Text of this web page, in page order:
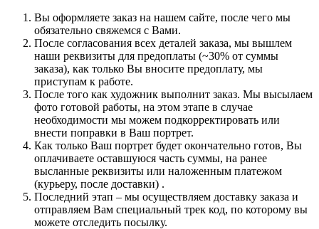
Вы оформляете заказ на нашем сайте, после чего мы
обязательно свяжемся с Вами.
После согласования всех деталей заказа, мы вышлем
наши реквизиты для предоплаты (~30% от суммы
заказа), как только Вы вносите предоплату, мы
приступам к работе.
После того как художник выполнит заказ. Мы высылаем
фото готовой работы, на этом этапе в случае
необходимости мы можем подкорректировать или
внести поправки в Ваш портрет.
Как только Ваш портрет будет окончательно готов, Вы
оплачиваете оставшуюся часть суммы, на ранее
высланные реквизиты или наложенным платежом
(курьеру, после доставки) .
Последний этап – мы осуществляем доставку заказа и
отправляем Вам специальный трек код, по которому вы
можете отследить посылку.